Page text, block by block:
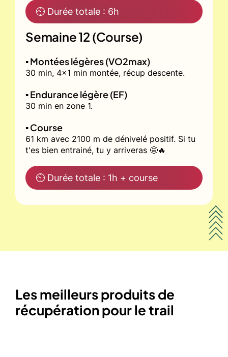
⏲ Durée totale : 6h
Semaine 12 (Course)
▪️ Montées légères (VO2max)
30 min, 4x1 min montée, récup descente.
▪️ Endurance légère (EF)
30 min en zone 1.
▪️ Course
61 km avec 2100 m de dénivelé positif. Si tu
t'es bien entrainé, tu y arriveras 🤩🔥
⏲ Durée totale : 1h + course
Les meilleurs produits de
récupération pour le trail